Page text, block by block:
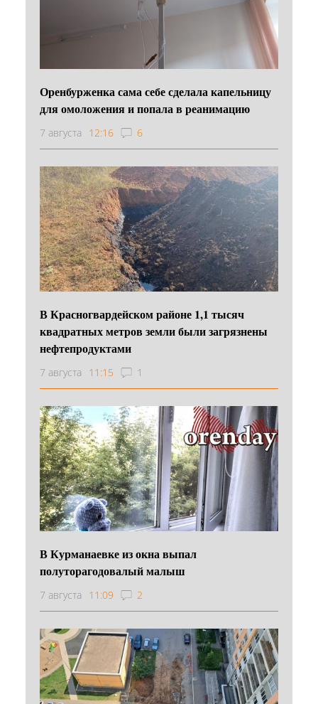
Оренбурженка сама себе сделала капельницу
для омоложения и попала в реанимацию
7 августа 12:16 6
В Красногвардейском районе 1,1 тысяч
квадратных метров земли были загрязнены
нефтепродуктами
7 августа 11:15 1
В Курманаевке из окна выпал
полуторагодовалый малыш
7 августа 11:09 2